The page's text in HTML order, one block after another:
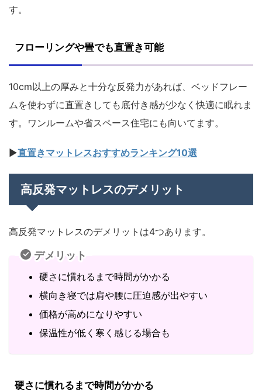
す。
フローリングや畳でも直置き可能
10cm以上の厚みと十分な反発力があれば、ベッドフレー
ムを使わずに直置きしても底付き感が少なく快適に眠れま
す。ワンルームや省スペース住宅にも向いてます。
▶直置きマットレスおすすめランキング10選
高反発マットレスのデメリット
高反発マットレスのデメリットは4つあります。
デメリット
硬さに慣れるまで時間がかかる
横向き寝では肩や腰に圧迫感が出やすい
価格が高めになりやすい
保温性が低く寒く感じる場合も
硬さに慣れるまで時間がかかる